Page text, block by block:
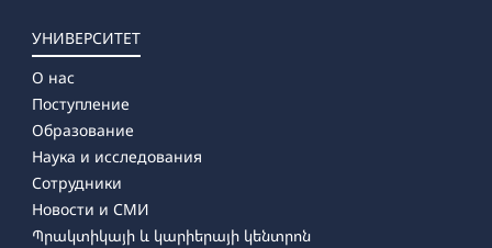
УНИВЕРСИТЕТ
О нас
Поступление
Образование
Наука и исследования
Сотрудники
Новости и СМИ
Պրակտիկայի և կարիերայի կենտրոն